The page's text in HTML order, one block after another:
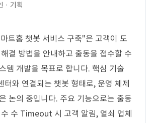
· 기획
트홈 챗봇 서비스 구축"은 고객이 도
결 방법을 안내하고 출동을 접수할 수
템 개발을 목표로 합니다. 핵심 기술
터와 연결되는 챗봇 형태로, 운영 체제
논의 중입니다. 주요 기능으로는 출동
수 Timeout 시 고객 알림, 열쇠 업체